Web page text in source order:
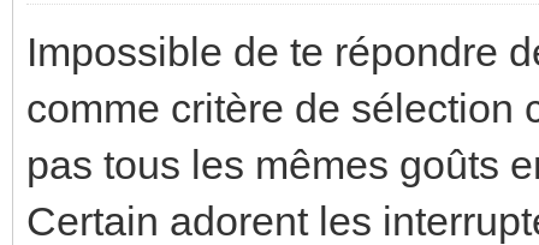
Impossible de te répondre
comme critère de sélection
pas tous les mêmes goûts
Certain adorent les